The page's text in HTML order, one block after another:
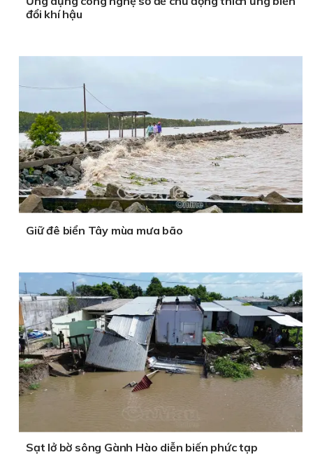
đổi khí hậu
Giữ đê biển Tây mùa mưa bão
Sạt lở bờ sông Gành Hào diễn biến phức tạp